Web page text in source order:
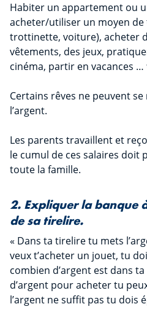
Habiter un appartement ou
acheter/utiliser un moyen
trottinette, voiture), acheter
vêtements, des jeux,
cinéma, partir en vacances …
Certains rêves ne peuvent se
l’argent.
Les parents travaillent et
le cumul de ces salaires doit
toute la famille.
2. Expliquer la banque
de sa tirelire.
« Dans ta tirelire tu mets
veux t’acheter un jouet, tu
combien d’argent est dans
d’argent pour acheter tu
l’argent ne suffit pas tu dois